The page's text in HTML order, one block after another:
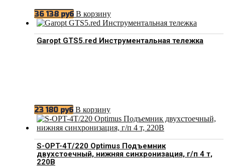
36 138 руб В корзину
Garopt GTS5.red Инструментальная тележка
23 180 руб В корзину
S-OPT-4T/220 Optimus Подъемник
двухстоечный, нижняя синхронизация, г/п 4 т,
220В